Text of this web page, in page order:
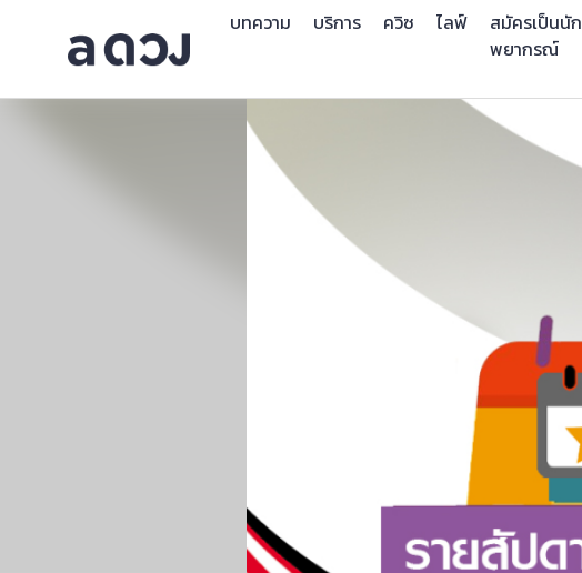
บทความ บริการ ควิซ ไลฟ์
สมัครเป็นนัก
พยากรณ์